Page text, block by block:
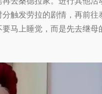
触发劳拉的剧情，再前往
马上睡觉，而是先去继母